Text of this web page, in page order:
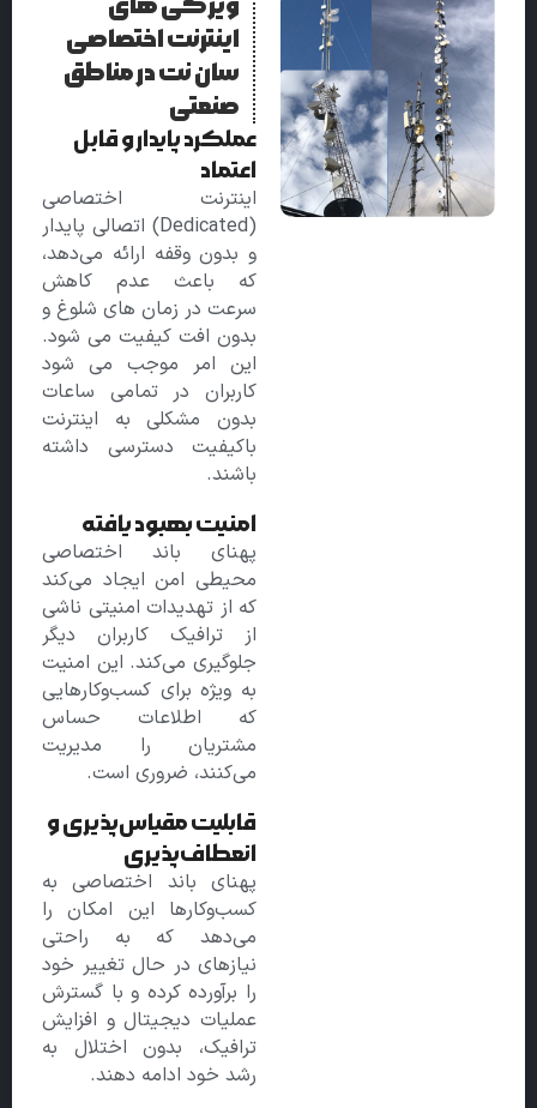
اینترنت اختصاصی
سان نت در مناطق
صنعتی
عملکرد پایدار و قابل
اعتماد
اینترنت اختصاصی
(Dedicated) اتصالی پایدار
و بدون وقفه ارائه می‌دهد،
که باعث عدم کاهش
سرعت در زمان های شلوغ و
بدون افت کیفیت می شود.
این امر موجب می شود
کاربران در تمامی ساعات
بدون مشکلی به اینترنت
باکیفیت دسترسی داشته
باشند.
امنیت بهبود یافته
پهنای باند اختصاصی
محیطی امن ایجاد می‌کند
که از تهدیدات امنیتی ناشی
از ترافیک کاربران دیگر
جلوگیری می‌کند. این امنیت
به ویژه برای کسب‌وکارهایی
که اطلاعات حساس
مشتریان را مدیریت
می‌کنند، ضروری است.
قابلیت مقیاس‌پذیری و
انعطاف‌پذیری
پهنای باند اختصاصی به
کسب‌وکارها این امکان را
می‌دهد که به راحتی
نیازهای در حال تغییر خود
را برآورده کرده و با گسترش
عملیات دیجیتال و افزایش
ترافیک، بدون اختلال به
رشد خود ادامه دهند.